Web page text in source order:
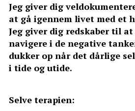
Jeg giver dig
at gå igennem livet med et
Jeg giver dig redskaber til
navigere i de negative
dukker op når det dårlige
i tide og utide.
Selve terapien: